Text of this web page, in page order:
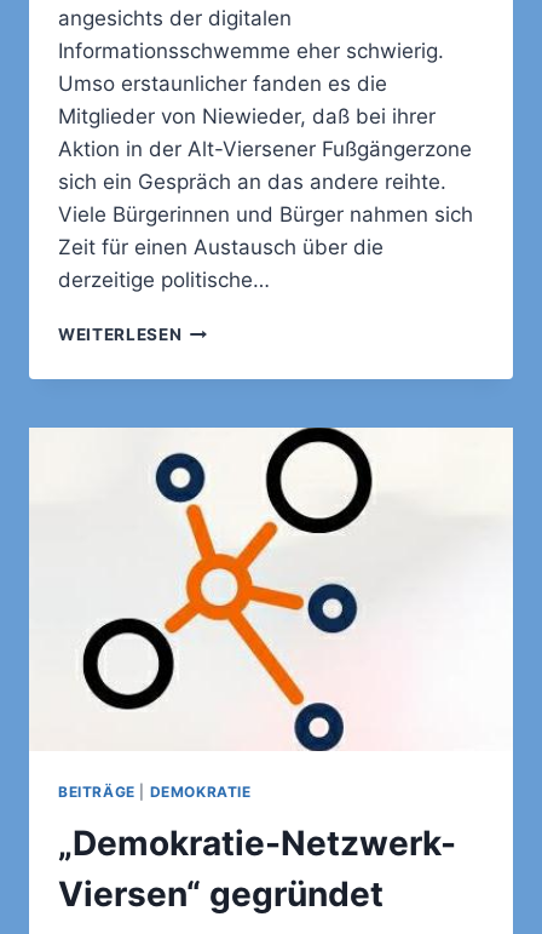
angesichts der digitalen
Informationsschwemme eher schwierig.
Umso erstaunlicher fanden es die
Mitglieder von Niewieder, daß bei ihrer
Aktion in der Alt-Viersener Fußgängerzone
sich ein Gespräch an das andere reihte.
Viele Bürgerinnen und Bürger nahmen sich
Zeit für einen Austausch über die
derzeitige politische…
WEITERLESEN VIELE
AM
ZUR
EUROPAWAHL
BEITRÄGE DEMOKRATIE
„Demokratie-Netzwerk-
Viersen“ gegründet